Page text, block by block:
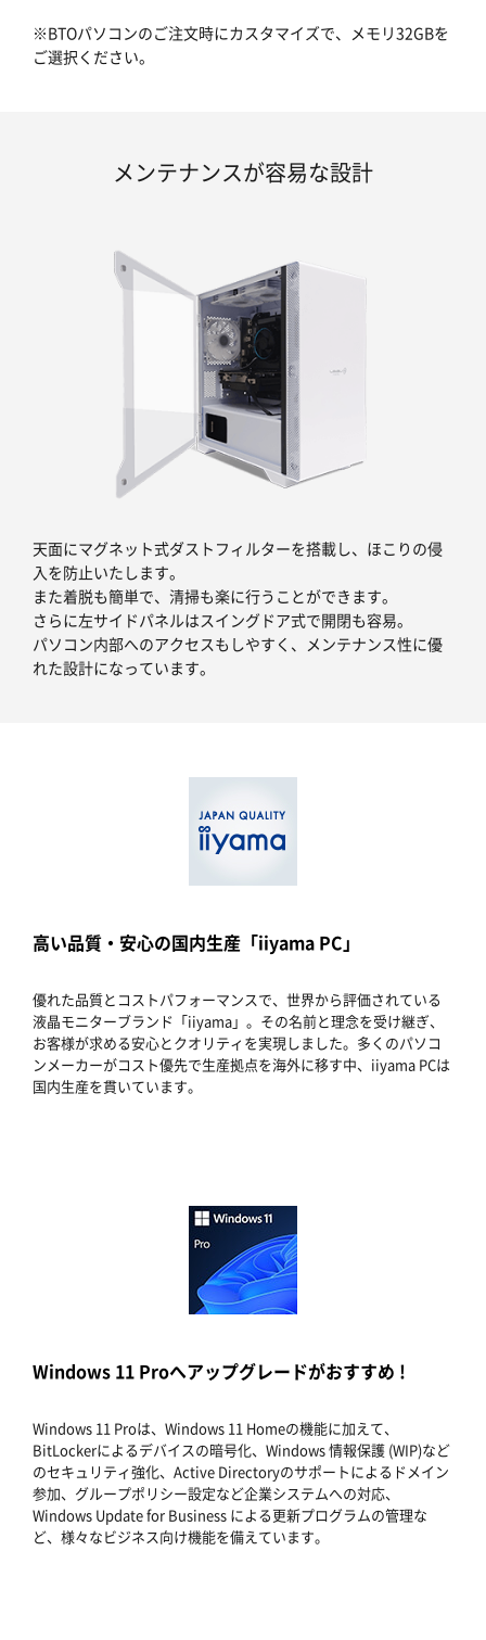
※BTOパソコンのご注文時にカスタマイズで、メモリ32GBを
ご選択ください。
メンテナンスが容易な設計
天面にマグネット式ダストフィルターを搭載し、ほこりの侵
入を防止いたします。
また着脱も簡単で、清掃も楽に行うことができます。
さらに左サイドパネルはスイングドア式で開閉も容易。
パソコン内部へのアクセスもしやすく、メンテナンス性に優
れた設計になっています。
高い品質・安心の国内生産「iiyama PC」
優れた品質とコストパフォーマンスで、世界から評価されている
液晶モニターブランド「iiyama」。その名前と理念を受け継ぎ、
お客様が求める安心とクオリティを実現しました。多くのパソコ
ンメーカーがコスト優先で生産拠点を海外に移す中、iiyama PCは
国内生産を貫いています。
Windows 11 Proへアップグレードがおすすめ !
Windows 11 Proは、Windows 11 Homeの機能に加えて、
BitLockerによるデバイスの暗号化、Windows 情報保護 (WIP)など
のセキュリティ強化、Active Directoryのサポートによるドメイン
参加、グループポリシー設定など企業システムへの対応、
Windows Update for Business による更新プログラムの管理な
ど、様々なビジネス向け機能を備えています。